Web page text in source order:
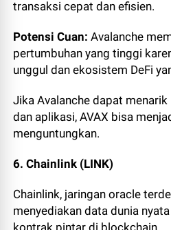
transaksi cepat dan efisien.
Potensi Cuan: Avalanche
pertumbuhan yang tinggi
unggul dan ekosistem DeFi
Jika Avalanche dapat
dan aplikasi, AVAX bisa
menguntungkan.
6. Chainlink (LINK)
Chainlink, jaringan oracle
menyediakan data dunia